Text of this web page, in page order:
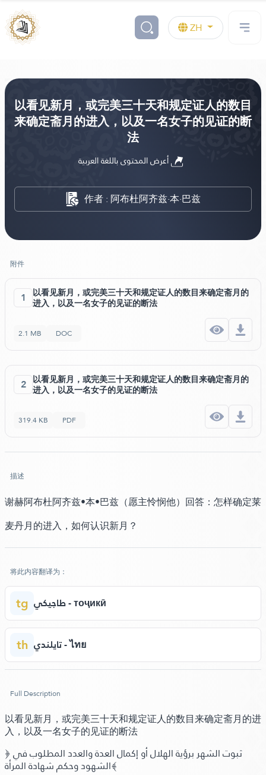
ZH
以看见新月，或完美三十天和规定证人的数目
来确定斋月的进入，以及一名女子的见证的断
法
作者 : 阿布杜阿齐兹·本·巴兹
附件
1 以看见新月，或完美三十天和规定证人的数目来确定斋月的
进入，以及一名女子的见证的断法
2.1 MB DOC
2 以看见新月，或完美三十天和规定证人的数目来确定斋月的
进入，以及一名女子的见证的断法
319.4 KB PDF
描述
谢赫阿布杜阿齐兹•本•巴兹（愿主怜悯他）回答：怎样确定莱
麦丹月的进入，如何认识新月？
将此内容翻译为：
tg طاجيكي - тоҷикӣ
th تايلندي - ไทย
Full Description
以看见新月，或完美三十天和规定证人的数目来确定斋月的进
入，以及一名女子的见证的断法
﴿ ثبوت الشهر برؤية الهلال أو إكمال العدة والعدد المطلوب في
الشهود وحكم شهادة المرأة﴾